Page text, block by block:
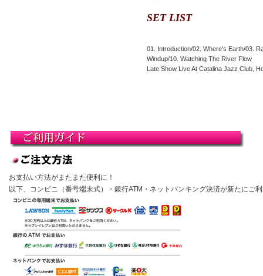
SET LIST
01. Introduction/02. Where's Earth/03.
Windup/10. Watching The River Flow
Late Show Live At Catalina Jazz Club,
お支払い方法がまたまた便利に！
以下、コンビニ（番号端末式）・銀行ATM・ネットバンキング決済が新たにご